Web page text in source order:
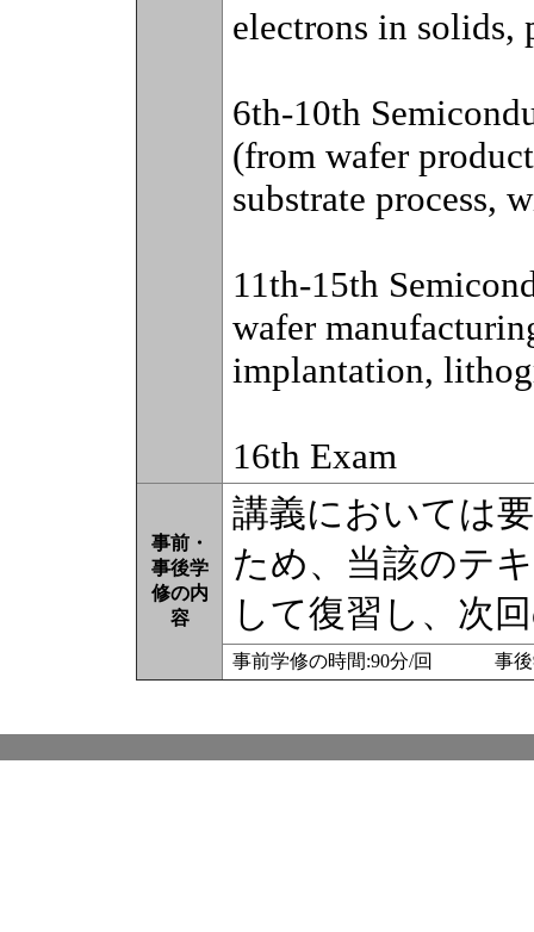
electrons in solids,
6th-10th
(from wafer
substrate process,
11th-15th
wafer
implantation,
16th Exam
事前・
事後学
修の内
容
講義においては
ため、当該のテ
して復習し、次
事前学修の時間:90分/回 事後